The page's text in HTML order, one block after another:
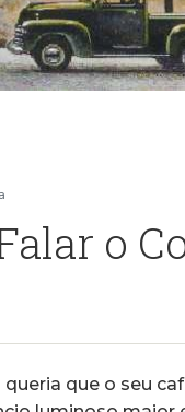
o
queria que o seu